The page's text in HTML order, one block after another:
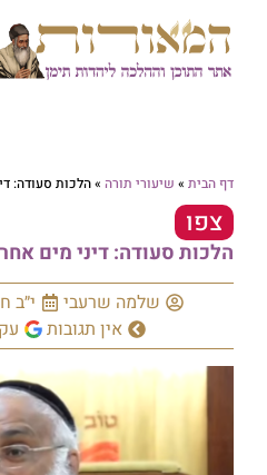
דף הבית » שיעורי תורה »הלכות סעודה:
צפו
הלכות סעודה: דיני מים
שלמה שרעבי י״ב
אין תגובות